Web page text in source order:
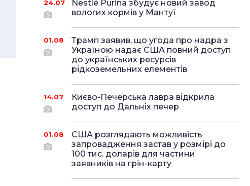
24.07
Nestlé Purina збудує новий завод
вологих кормів у Мантуї
01.08
Трамп заявив, що угода про надра з
Україною надає США повний доступ
до українських ресурсів
рідкоземельних елементів
14.07
Києво-Печерська лавра відкрила
доступ до Дальніх печер
01.08
США розглядають можливість
запровадження застав у розмірі до
100 тис. доларів для частини
заявників на грін-карту